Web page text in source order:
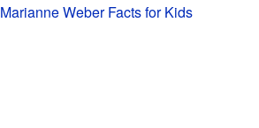
Marianne Weber Facts for Kids